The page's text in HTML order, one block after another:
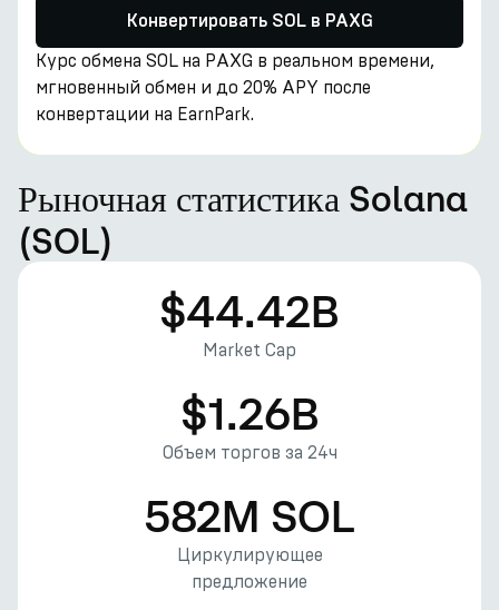
Конвертировать SOL в PAXG
Курс обмена SOL на PAXG в реальном времени,
мгновенный обмен и до 20% APY после
конвертации на EarnPark.
Рыночная статистика Solana
(SOL)
$44.42B
Market Cap
$1.26B
Объем торгов за 24ч
582M SOL
Циркулирующее
предложение